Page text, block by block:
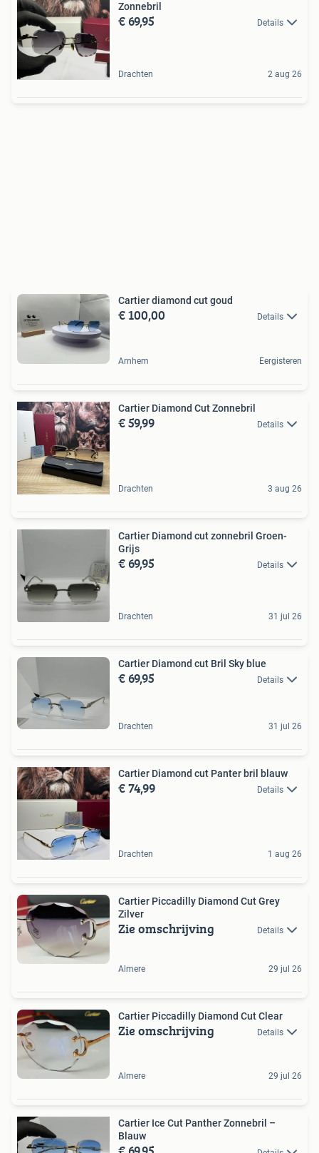
Zonnebril
€ 69,95 Details
Drachten 2 aug 26
Cartier diamond cut goud
€ 100,00 Details
Arnhem Eergisteren
Cartier Diamond Cut Zonnebril
€ 59,99 Details
Drachten 3 aug 26
Cartier Diamond cut zonnebril Groen-
Grijs
€ 69,95 Details
Drachten 31 jul 26
Cartier Diamond cut Bril Sky blue
€ 69,95 Details
Drachten 31 jul 26
Cartier Diamond cut Panter bril blauw
€ 74,99 Details
Drachten 1 aug 26
Cartier Piccadilly Diamond Cut Grey
Zilver
Zie omschrijving Details
Almere 29 jul 26
Cartier Piccadilly Diamond Cut Clear
Zie omschrijving Details
Almere 29 jul 26
Cartier Ice Cut Panther Zonnebril –
Blauw